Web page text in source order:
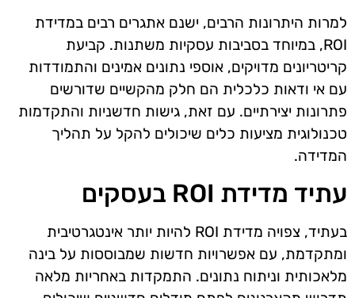
למרות היתרונות הרבים, ישנם אתגרים רבים במדידת
ROI, במיוחד בסביבות עסקיות משתנות. קביעת
קריטריונים מדויקים, אוספי נתונים אמינים והתמודדות
עם אי ודאות כלכלית הם חלק מהקשיים שדורשים
פתרונות יצירתיים. עם זאת, גישות חדשניות והתקדמות
טכנולוגית מציעות כלים שיכולים להקל על תהליך
המדידה.
עתיד מדידת ROI בעסקים
בעתיד, צפויה מדידת ROI להיות יותר אינטגרטיבית
ומתקדמת, עם אפשרויות חדשות שמבוססות על בינה
מלאכותית וניתוח נתונים. התמקדות באחריות מלאה